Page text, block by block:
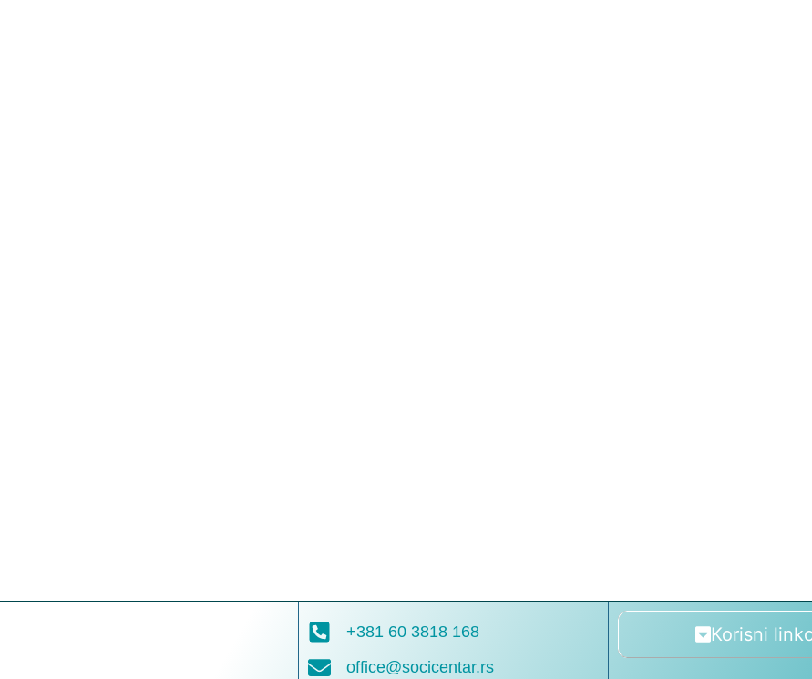
+381 60 3818 168
office@socicentar.rs
Korisni